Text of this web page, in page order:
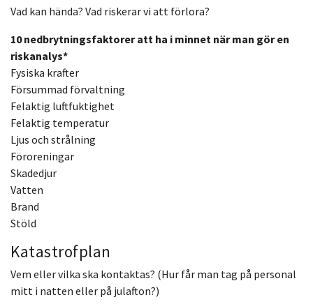
Vad kan hända? Vad riskerar vi att förlora?
10 nedbrytningsfaktorer att ha i minnet när man gör en
riskanalys*
Fysiska krafter
Försummad förvaltning
Felaktig luftfuktighet
Felaktig temperatur
Ljus och strålning
Föroreningar
Skadedjur
Vatten
Brand
Stöld
Katastrofplan
Vem eller vilka ska kontaktas? (Hur får man tag på personal
mitt i natten eller på julafton?)